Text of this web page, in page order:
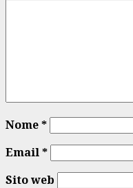
Nome*
Email*
Sito web